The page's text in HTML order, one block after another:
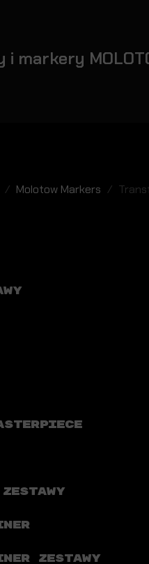
i markery
Molotow Markers
ZESTAWY